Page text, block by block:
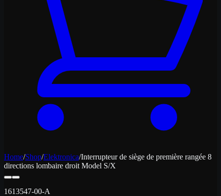
Home/Shop/Elektronica/Interrupteur de siège de première rangée 8
directions lombaire droit Model S/X
1613547-00-A